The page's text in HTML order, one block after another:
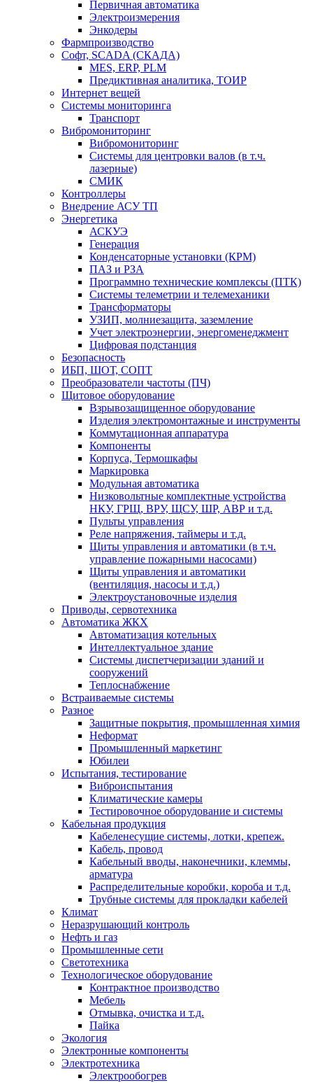
Первичная автоматика
Электроизмерения
Энкодеры
Фармпроизводство
Софт, SCADA (СКАДА)
MES, ERP, PLM
Предиктивная аналитика, ТОИР
Интернет вещей
Системы мониторинга
Транспорт
Вибромониторинг
Вибромониторинг
Системы для центровки валов (в т.ч.
лазерные)
СМИК
Контроллеры
Внедрение АСУ ТП
Энергетика
АСКУЭ
Генерация
Конденсаторные установки (КРМ)
ПАЗ и РЗА
Программно технические комплексы (ПТК)
Системы телеметрии и телемеханики
Трансформаторы
УЗИП, молниезащита, заземление
Учет электроэнергии, энергоменеджмент
Цифровая подстанция
Безопасность
ИБП, ШОТ, СОПТ
Преобразователи частоты (ПЧ)
Щитовое оборудование
Взрывозащищенное оборудование
Изделия электромонтажные и инструменты
Коммутационная аппаратура
Компоненты
Корпуса, Термошкафы
Маркировка
Модульная автоматика
Низковольтные комплектные устройства
НКУ, ГРЩ, ВРУ, ЩСУ, ШР, АВР и т.д.
Пульты управления
Реле напряжения, таймеры и т.д.
Щиты управления и автоматики (в т.ч.
управление пожарными насосами)
Щиты управления и автоматики
(вентиляция, насосы и т.д.)
Электроустановочные изделия
Приводы, сервотехника
Автоматика ЖКХ
Автоматизация котельных
Интеллектуальное здание
Системы диспетчеризации зданий и
сооружений
Теплоснабжение
Встраиваемые системы
Разное
Защитные покрытия, промышленная химия
Неформат
Промышленный маркетинг
Юбилеи
Испытания, тестирование
Виброиспытания
Климатические камеры
Тестировочное оборудование и системы
Кабельная продукция
Кабеленесущие системы, лотки, крепеж.
Кабель, провод
Кабельный вводы, наконечники, клеммы,
арматура
Распределительные коробки, короба и т.д.
Трубные системы для прокладки кабелей
Климат
Неразрушающий контроль
Нефть и газ
Промышленные сети
Светотехника
Технологическое оборудование
Контрактное производство
Мебель
Отмывка, очистка и т.д.
Пайка
Экология
Электронные компоненты
Электротехника
Электрообогрев